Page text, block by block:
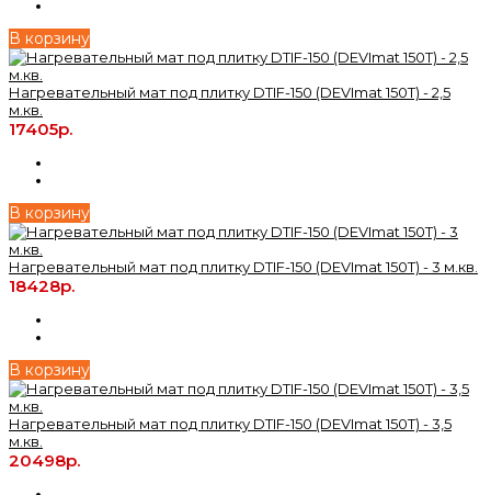
В корзину
Нагревательный мат под плитку DTIF-150 (DEVImat 150T) - 2,5
м.кв.
17405р.
В корзину
Нагревательный мат под плитку DTIF-150 (DEVImat 150T) - 3 м.кв.
18428р.
В корзину
Нагревательный мат под плитку DTIF-150 (DEVImat 150T) - 3,5
м.кв.
20498р.